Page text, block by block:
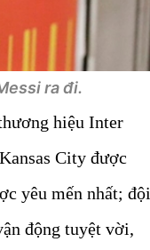
ra đi.
hiệu Inter
City được
yêu mến nhất; đội
động tuyệt vời,